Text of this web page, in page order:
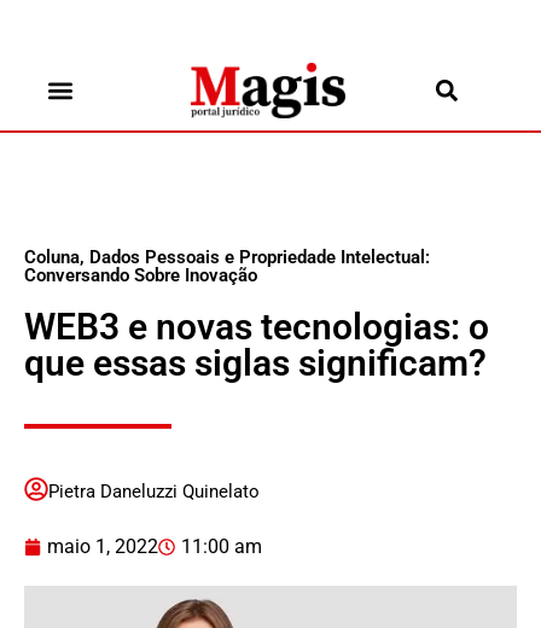
Coluna, Dados Pessoais e Propriedade Intelectual:
Conversando Sobre Inovação
WEB3 e novas tecnologias: o
que essas siglas significam?
Pietra Daneluzzi Quinelato
maio 1, 2022 11:00 am